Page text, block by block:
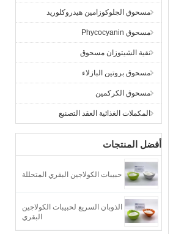
مسحوق الجلوكوزامين هيدروكلوريد
مسحوق Phycocyanin
نقية الشيتوزان مسحوق
مسحوق بروتين البازلاء
مسحوق الكركمين
المكملات الغذائية العقد التصنيع
أفضل المنتجات
حبيبات الكولاجين البقري المتحللة
الذوبان السريع لحبيبات الكولاجين
البقري